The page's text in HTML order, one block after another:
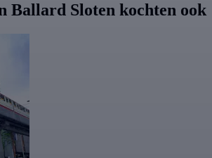
Ballard Sloten kochten ook